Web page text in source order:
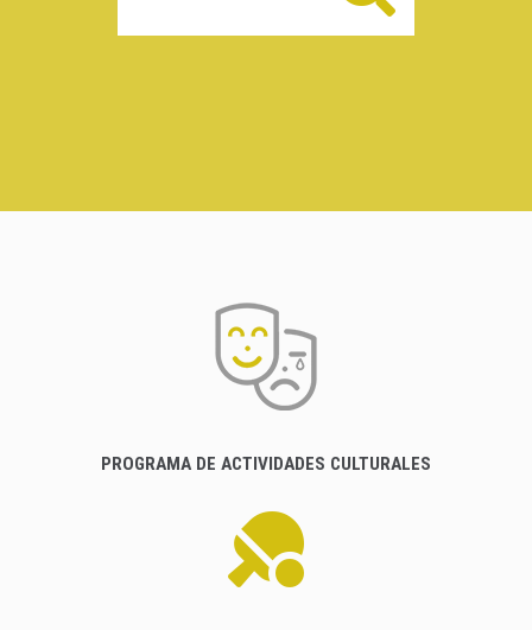
PROGRAMA DE ACTIVIDADES CULTURALES